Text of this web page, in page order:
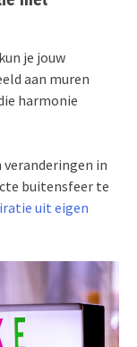
je jouw
aan muren
harmonie
veranderingen in
buitensfeer te
uit eigen